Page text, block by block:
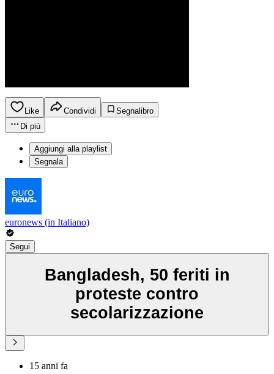
Like Condividi
Segnalibro
Di più
Aggiungi alla playlist
Segnala
euronews (in Italiano)
Segui
Bangladesh, 50 feriti in
proteste contro
secolarizzazione
15 anni fa